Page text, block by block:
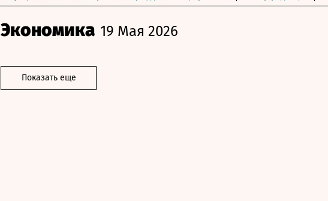
Экономика 19 Мая 2026
Показать еще